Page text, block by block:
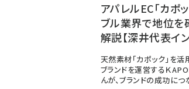
アパレルEC「カポ
ブル業界で地位を
解説【深井代表イ
天然素材「カポック」を活
ブランドを運営するＫ
んが、ブランドの成功に